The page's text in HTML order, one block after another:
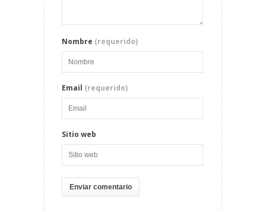
Nombre (requerido)
Email (requerido)
Sitio web